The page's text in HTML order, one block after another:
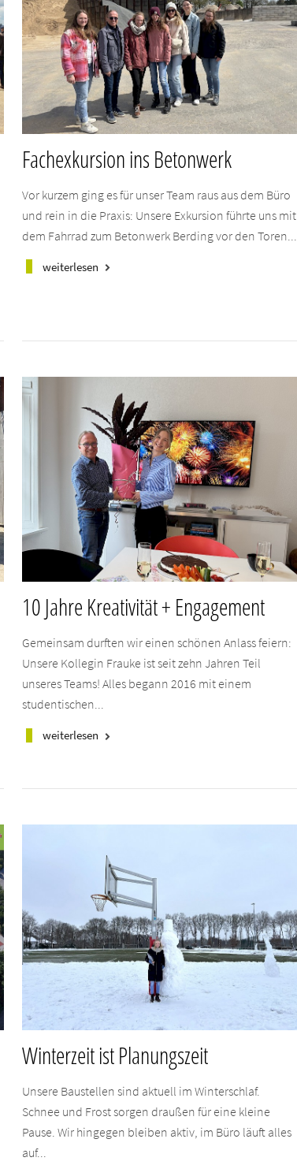
Fachexkursion ins Betonwerk
Vor kurzem ging es für unser Team raus aus dem Büro
und rein in die Praxis: Unsere Exkursion führte uns mit
dem Fahrrad zum Betonwerk Berding vor den Toren...
weiterlesen keyboard_arrow_right
10 Jahre Kreativität + Engagement
Gemeinsam durften wir einen schönen Anlass feiern:
Unsere Kollegin Frauke ist seit zehn Jahren Teil
unseres Teams! Alles begann 2016 mit einem
studentischen...
weiterlesen keyboard_arrow_right
Winterzeit ist Planungszeit
Unsere Baustellen sind aktuell im Winterschlaf.
Schnee und Frost sorgen draußen für eine kleine
Pause. Wir hingegen bleiben aktiv, im Büro läuft alles
auf...